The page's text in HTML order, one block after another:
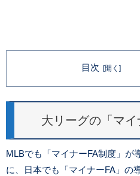
目次
大リーグの「マ
MLBでも「マイナーFA制度」が
に、日本でも「マイナーFA」の